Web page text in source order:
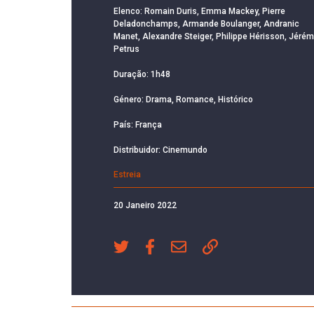
Elenco: Romain Duris, Emma Mackey, Pierre
Deladonchamps, Armande Boulanger, Andranic
Manet, Alexandre Steiger, Philippe Hérisson,
Petrus
Duração: 1h48
Género: Drama, Romance, Histórico
País: França
Distribuidor: Cinemundo
Estreia
20 Janeiro 2022